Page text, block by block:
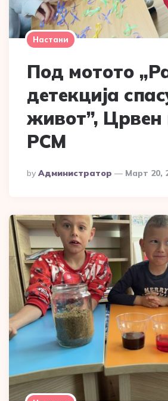
Настани
Под мотото
детекција
живот”, Црвен
РСМ
Posted
By
By Администратор Март 20,